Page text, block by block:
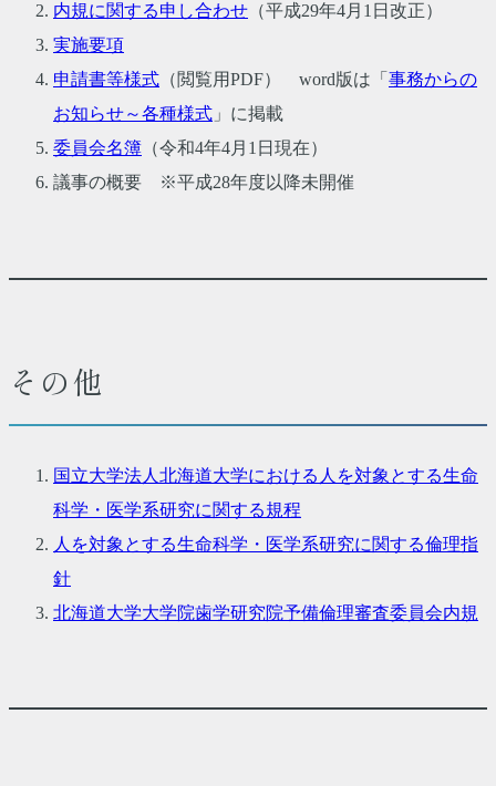
内規に関する申し合わせ （平成29年4月1日改正）
実施要項
申請書等様式 （閲覧用PDF） word版は「 事務からの
お知らせ～各種様式 」に掲載
委員会名簿 （令和4年4月1日現在）
議事の概要 ※平成28年度以降未開催
その他
国立大学法人北海道大学における人を対象とする生命
科学・医学系研究に関する規程
人を対象とする生命科学・医学系研究に関する倫理指
針
北海道大学大学院歯学研究院予備倫理審査委員会内規